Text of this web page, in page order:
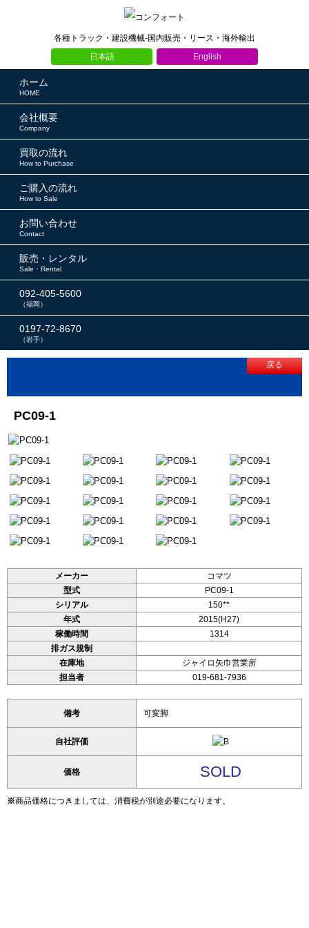
各種トラック・建設機械-国内販売・リース・海外輸出
English
日本語
ホーム
HOME
会社概要
Company
買取の流れ
How to Purchase
ご購入の流れ
How to Sale
お問い合わせ
Contact
販売・レンタル
Sale・Rental
092-405-5600
（福岡）
0197-72-8670
（岩手）
戻る
PC09-1
メーカー
コマツ
型式
PC09-1
シリアル
150**
年式
2015(H27)
稼働時間
1314
排ガス規制
在庫地
ジャイロ矢巾営業所
担当者
019-681-7936
備考 可変脚
自社評価
価格 SOLD
※商品価格につきましては、消費税が別途必要になります。